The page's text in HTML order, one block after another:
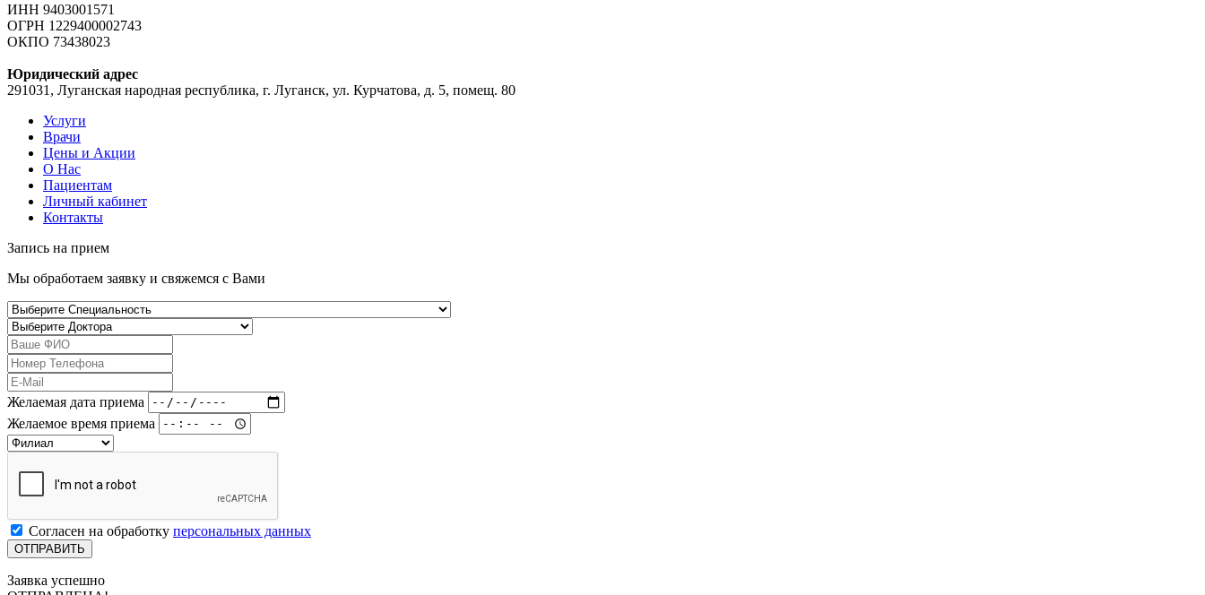
ИНН 9403001571
ОГРН 1229400002743
ОКПО 73438023
Юридический адрес
291031, Луганская народная республика, г. Луганск, ул. Курчатова, д. 5, помещ. 80
Услуги
Врачи
Цены и Акции
О Нас
Пациентам
Личный кабинет
Контакты
Запись на прием
Мы обработаем заявку и свяжемся с Вами
Желаемая дата приема
Желаемое время приема
Согласен на обработку персональных данных
Заявка успешно